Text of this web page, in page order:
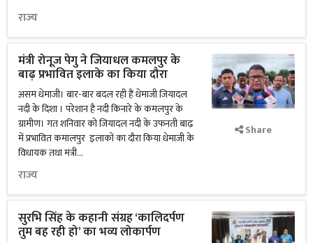
राज्य
मंत्री रोनूज पेगु ने जियाधल कमलपुर के
बाढ़ प्रभावित इलाके का किया दौरा
असम धेमाजी। बार-बार बदल रही हैं धेमाजी जियादल
नदी के दिशा । परेशान है नदी किनारे के कमलपुर के
ग्रामीण। गत शनिवार को जियादल नदी के उफनती बाढ़
में प्रभावित कमालपुर इलाकों का दौरा किया धेमाजी के
विधायक तथा मंत्री...
राज्य
Share
सुरभि सिंह के कहानी संग्रह ‘कालिदर्पण
तुम बह रही हो’ का भव्य लोकार्पण